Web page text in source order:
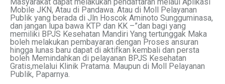
Mobile JKN, Atau di Pandawa. Atau di Moll Pelayanan
Publik yang berada di Jln Hoscok Aminoto Sungguminasa,
dan jangan lupa bawa KTP dan KK –”dan bagi yang
memiliki BPJS Kesehatan Mandiri Yang tertunggak Maka
boleh melakukan pembayaran dengan Proses ansuran
hingga lunas baru dapat di aktifkan kembali dan persta
boleh Memindahkan di pelayanan BPJS Kesehatan
Gratis,melalui Klinik Pratama. Maupun di Moll Pelayanan
Publik, Paparnya.